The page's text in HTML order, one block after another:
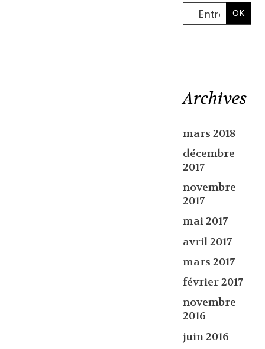
Archives
mars 2018
décembre
2017
novembre
2017
mai 2017
avril 2017
mars 2017
février 2017
novembre
2016
juin 2016